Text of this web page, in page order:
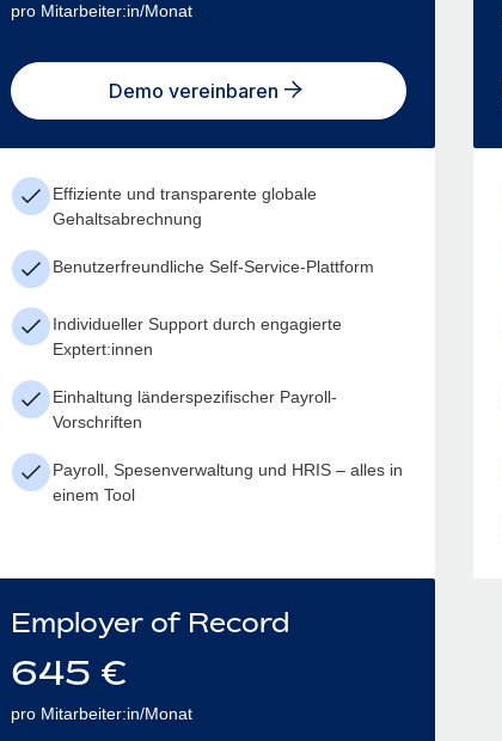
pro Mitarbeiter:in/Monat
Demo vereinbaren
Effiziente und transparente globale
Gehaltsabrechnung
Benutzerfreundliche Self-Service-Plattform
Individueller Support durch engagierte
Exptert:innen
Einhaltung länderspezifischer Payroll-
Vorschriften
Payroll, Spesenverwaltung und HRIS – alles in
einem Tool
Employer of Record
645 €
pro Mitarbeiter:in/Monat